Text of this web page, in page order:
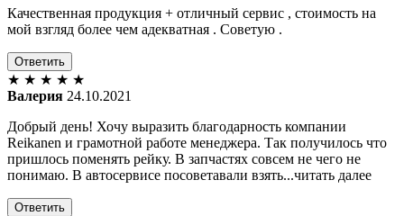
Качественная продукция + отличный сервис , стоимость на
мой взгляд более чем адекватная . Советую .
Ответить
★ ★ ★ ★ ★
Валерия 24.10.2021
Добрый день! Хочу выразить благодарность компании
Reikanen и грамотной работе менеджера. Так получилось что
пришлось поменять рейку. В запчастях совсем не чего не
понимаю. В автосервисе посоветавали взять...читать далее
Ответить